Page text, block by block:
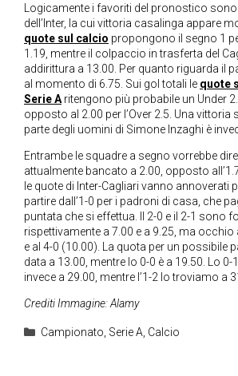
Logicamente i favoriti del pronostico
dell’Inter, la cui vittoria casalinga appare
quote sul calcio propongono il segno 1
1.19, mentre il colpaccio in trasferta del
addirittura a 13.00. Per quanto riguarda il
al momento di 6.75. Sui gol totali le quote
Serie Aritengono più probabile un Under
opposto al 2.00 per l’Over 2.5. Una vittoria
parte degli uomini di Simone Inzaghi è
Entrambe le squadre a segno vorrebbe
attualmente bancato a 2.00, opposto
le quote di Inter-Cagliari vanno annoverati
partire dall’1-0 per i padroni di casa, che
puntata che si effettua. Il 2-0 e il 2-1 sono
rispettivamente a 7.00 e a 9.25, ma occhio
e al 4-0 (10.00). La quota per un possibile
data a 13.00, mentre lo 0-0 è a 19.50. Lo 0-
invece a 29.00, mentre l’1-2 lo troviamo a
Crediti Immagine: Alamy
Categorie
Campionato, Serie A, Calcio